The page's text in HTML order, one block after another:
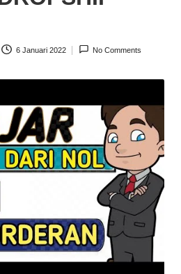
6 Januari 2022 No Comments